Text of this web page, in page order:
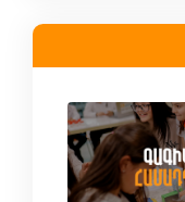
Read more